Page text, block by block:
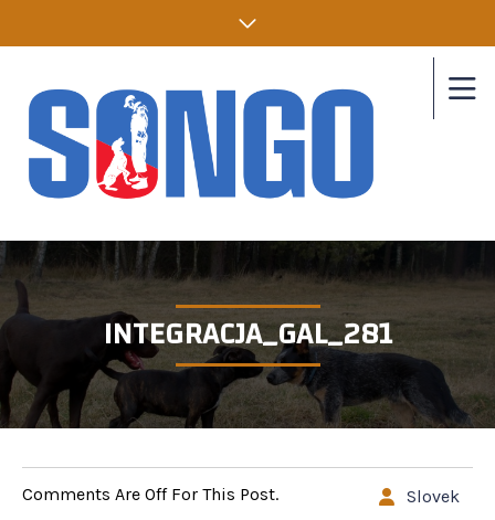
INTEGRACJA_GAL_281
Slovek
Comments Are Off For This Post.